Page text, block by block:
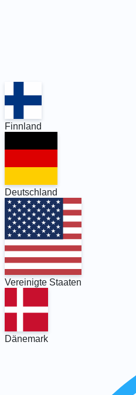
Finnland
Deutschland
Vereinigte Staaten
Dänemark